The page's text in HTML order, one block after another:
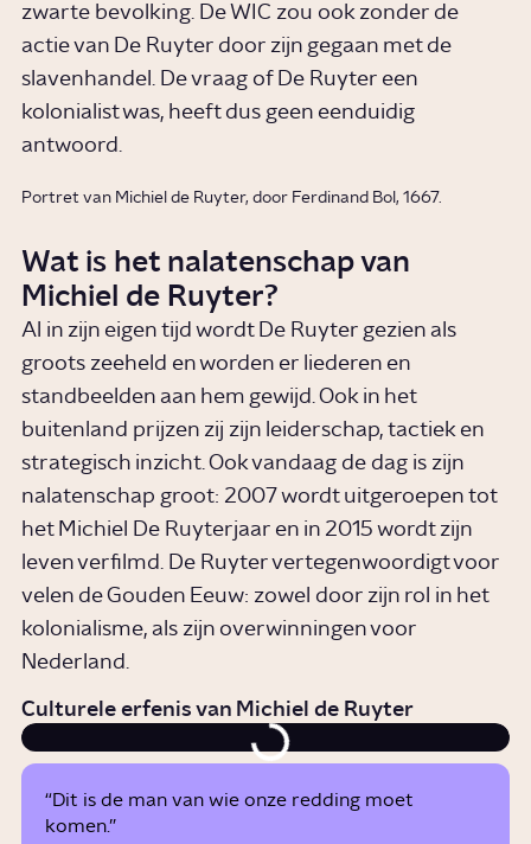
zwarte bevolking. De WIC zou ook zonder de
actie van De Ruyter door zijn gegaan met de
slavenhandel. De vraag of De Ruyter een
kolonialist was, heeft dus geen eenduidig
antwoord.
Portret van Michiel de Ruyter, door Ferdinand Bol, 1667.
Wat is het nalatenschap van
Michiel de Ruyter?
Al in zijn eigen tijd wordt De Ruyter gezien als
groots zeeheld en worden er liederen en
standbeelden aan hem gewijd. Ook in het
buitenland prijzen zij zijn leiderschap, tactiek en
strategisch inzicht. Ook vandaag de dag is zijn
nalatenschap groot: 2007 wordt uitgeroepen tot
het Michiel De Ruyterjaar en in 2015 wordt zijn
leven verfilmd. De Ruyter vertegenwoordigt voor
velen de Gouden Eeuw: zowel door zijn rol in het
kolonialisme, als zijn overwinningen voor
Nederland.
Culturele erfenis van Michiel de Ruyter
“Dit is de man van wie onze redding moet
komen.”